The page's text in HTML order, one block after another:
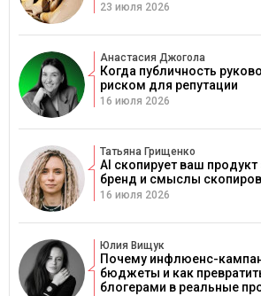
23 июля 2026
Анастасия Джогола
Когда публичность
риском для репутации
16 июля 2026
Татьяна Грищенко
AI скопирует ваш
бренд и смыслы
16 июля 2026
Юлия Вищук
Почему инфлюенс-
бюджеты и как
блогерами в реальные